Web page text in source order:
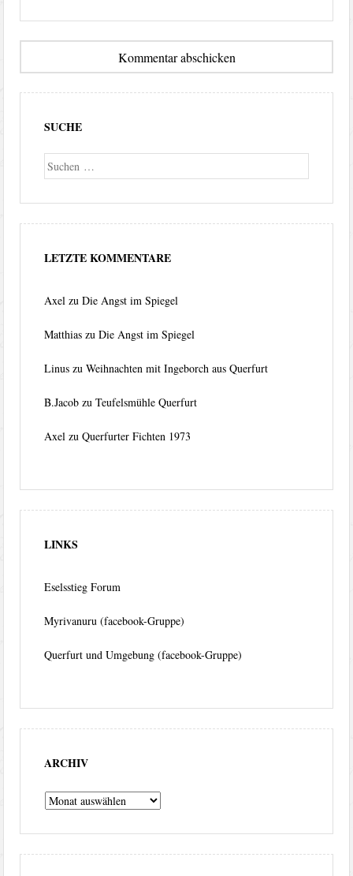
SUCHE
Suche
LETZTE KOMMENTARE
Axel zuDie Angst im Spiegel
Matthias zuDie Angst im Spiegel
Linus zuWeihnachten mit Ingeborch aus Querfurt
B.Jacob zuTeufelsmühle Querfurt
Axel zuQuerfurter Fichten 1973
LINKS
Eselsstieg Forum
Myrivanuru (facebook-Gruppe)
Querfurt und Umgebung (facebook-Gruppe)
ARCHIV
Archiv